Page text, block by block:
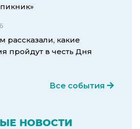
рассказали, какие
пройдут в честь Дня
Все события
НОВОСТИ